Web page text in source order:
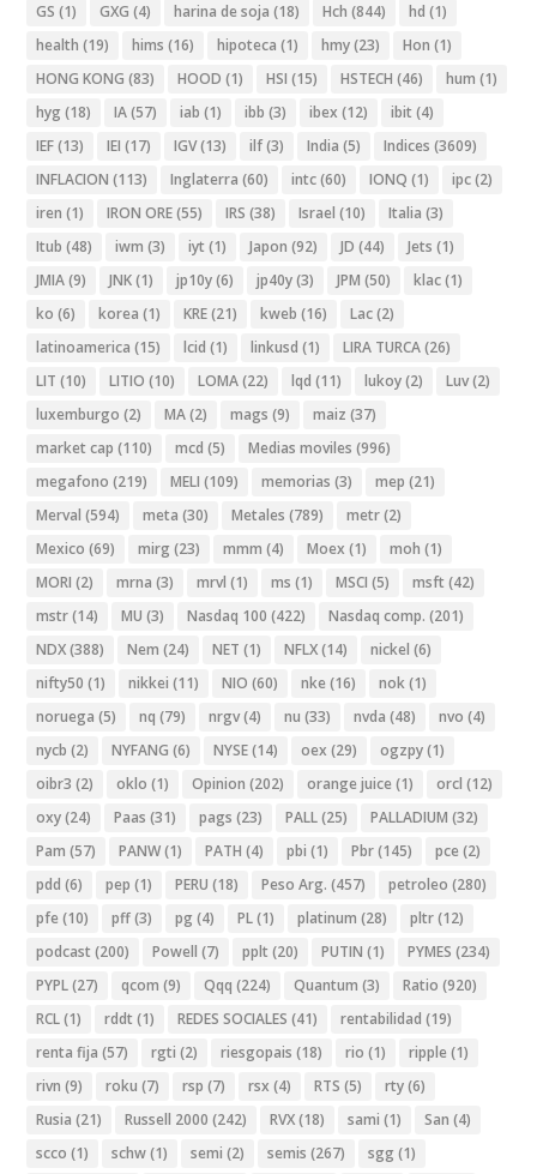
GS (1) GXG (4) harina de soja (18) Hch (844) hd (1)
health (19) hims (16) hipoteca (1) hmy(23) Hon (1)
HONG KONG (83) HOOD (1) HSI (15) HSTECH (46) hum (1)
hyg (18) IA(57) iab (1) ibb (3) ibex (12) ibit (4)
IEF(13) IEI (17) IGV(13) ilf(3) India (5) Indices (3609)
INFLACION (113) Inglaterra (60) intc(60) IONQ (1) ipc(2)
iren (1) IRON ORE(55) IRS (38) Israel (10) Italia (3)
Itub (48) iwm (3) iyt (1) Japon (92) JD (44) Jets (1)
JMIA(9) JNK(1) jp10y(6) jp40y(3) JPM (50) klac(1)
ko (6) korea (1) KRE(21) kweb (16) Lac(2)
latinoamerica (15) lcid (1) linkusd (1) LIRA TURCA(26)
LIT (10) LITIO (10) LOMA(22) lqd (11) lukoy(2) Luv(2)
luxemburgo (2) MA(2) mags (9) maiz (37)
market cap (110) mcd (5) Medias moviles (996)
megafono (219) MELI (109) memorias (3) mep (21)
Merval (594) meta (30) Metales (789) metr(2)
Mexico (69) mirg (23) mmm (4) Moex (1) moh (1)
MORI (2) mrna (3) mrvl (1) ms (1) MSCI (5) msft (42)
mstr(14) MU (3) Nasdaq 100 (422) Nasdaq comp. (201)
NDX(388) Nem (24) NET (1) NFLX(14) nickel (6)
nifty50 (1) nikkei (11) NIO (60) nke (16) nok(1)
noruega (5) nq (79) nrgv(4) nu (33) nvda (48) nvo (4)
nycb (2) NYFANG (6) NYSE(14) oex (29) ogzpy(1)
oibr3 (2) oklo (1) Opinion (202) orange juice (1) orcl (12)
oxy(24) Paas (31) pags (23) PALL(25) PALLADIUM (32)
Pam (57) PANW(1) PATH (4) pbi (1) Pbr(145) pce (2)
pdd (6) pep (1) PERU (18) Peso Arg. (457) petroleo (280)
pfe (10) pff(3) pg (4) PL(1) platinum (28) pltr(12)
podcast (200) Powell (7) pplt (20) PUTIN (1) PYMES (234)
PYPL(27) qcom (9) Qqq (224) Quantum (3) Ratio (920)
RCL(1) rddt (1) REDES SOCIALES (41) rentabilidad (19)
renta fija (57) rgti (2) riesgopais (18) rio (1) ripple (1)
rivn (9) roku (7) rsp (7) rsx (4) RTS (5) rty(6)
Rusia (21) Russell 2000 (242) RVX(18) sami (1) San (4)
scco (1) schw(1) semi (2) semis (267) sgg (1)